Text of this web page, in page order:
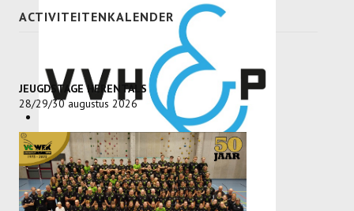
ACTIVITEITENKALENDER
JEUGDSTAGE HERENTALS
28/29/30 augustus 2026